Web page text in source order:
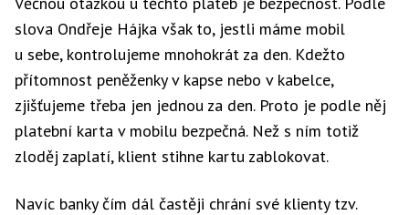
slova Ondřeje Hájka však to, jestli máme mobil
u sebe, kontrolujeme mnohokrát za den. Kdežto
přítomnost peněženky v kapse nebo v kabelce,
zjišťujeme třeba jen jednou za den. Proto je podle něj
platební karta v mobilu bezpečná. Než s ním totiž
zloděj zaplatí, klient stihne kartu zablokovat.
Navíc banky čím dál častěji chrání své klienty tzv.